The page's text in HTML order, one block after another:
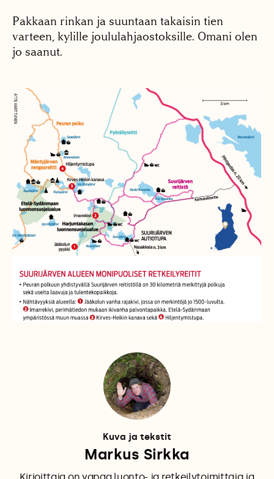
Pakkaan rinkan ja suuntaan takaisin tien
varteen, kylille joululahjaostoksille. Omani olen
jo saanut.
Kuva ja tekstit
Markus Sirkka